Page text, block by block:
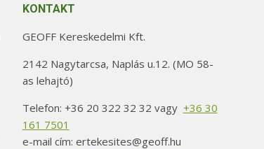
können
auf
Produktseite
gewählt
werden
KONTAKT
GEOFF Kereskedelmi Kft.
2142 Nagytarcsa, Naplás u.12. (MO 58-
as lehajtó)
Telefon: +36 20 322 32 32 vagy +36 30
161 7501
e-mail cím: ertekesites@geoff.hu